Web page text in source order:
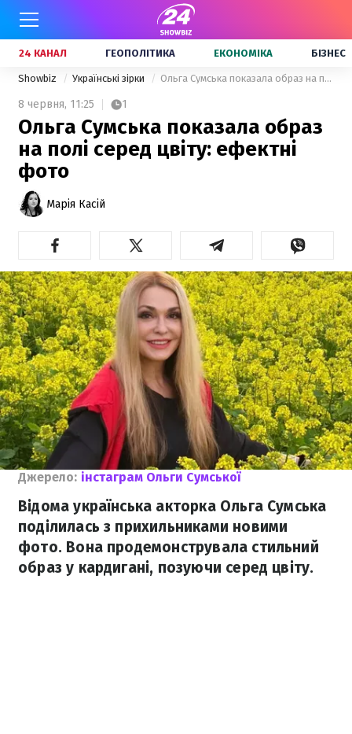
24 КАНАЛ ГЕОПОЛІТИКА ЕКОНОМІКА БІЗНЕС
Showbiz Українські зірки Ольга Сумська показала образ на полі серед цвіту: ефектні фото
8 червня, 11:25 1
Ольга Сумська показала образ
на полі серед цвіту: ефектні
фото
Марія Касій
Джерело: інстаграм Ольги Сумської
Відома українська акторка Ольга Сумська
поділилась з прихильниками новими
фото. Вона продемонструвала стильний
образ у кардигані, позуючи серед цвіту.